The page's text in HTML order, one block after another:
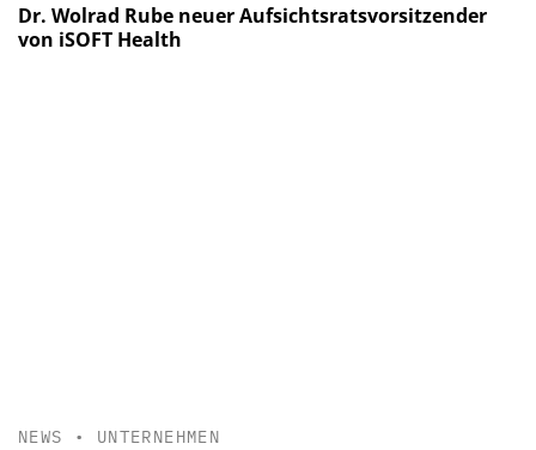
Dr. Wolrad Rube neuer Aufsichtsratsvorsitzender
von iSOFT Health
NEWS • UNTERNEHMEN